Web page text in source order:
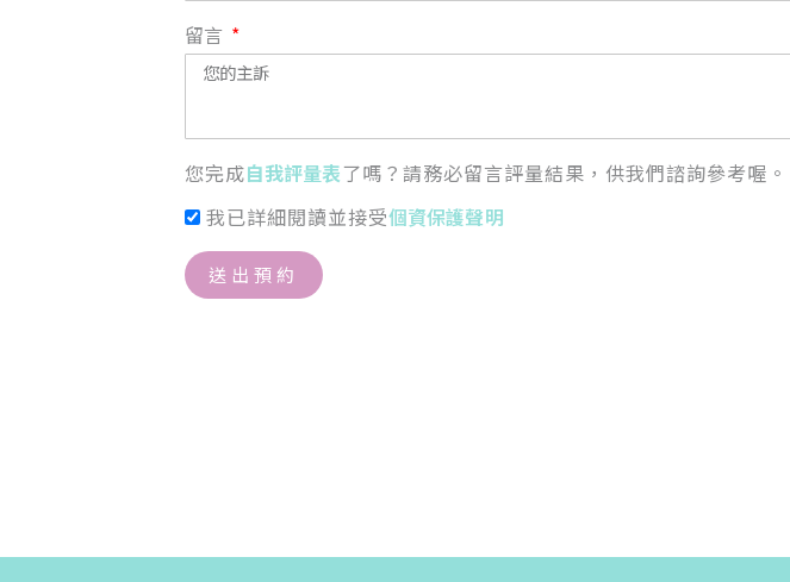
留言
您完成自我評量表了嗎？請務必留言評量結果，供我們諮詢參考喔。
我已詳細閱讀並接受個資保護聲明
送出預約